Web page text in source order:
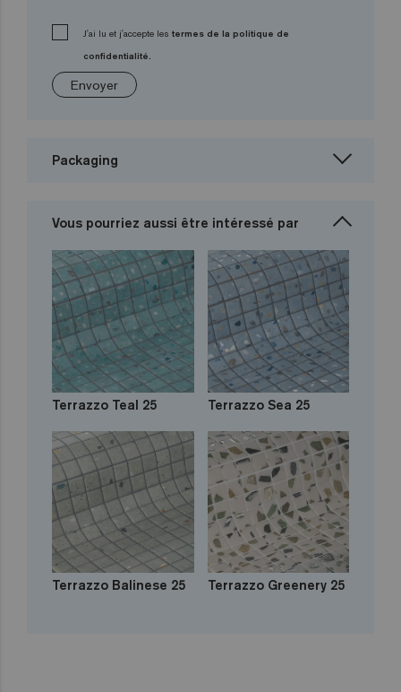
J'ai lu et j'accepte les termes de la politique de
confidentialité.
Envoyer
Packaging
Vous pourriez aussi être intéressé par
Terrazzo Teal 25 Terrazzo Sea 25
Terrazzo Balinese 25 Terrazzo Greenery 25